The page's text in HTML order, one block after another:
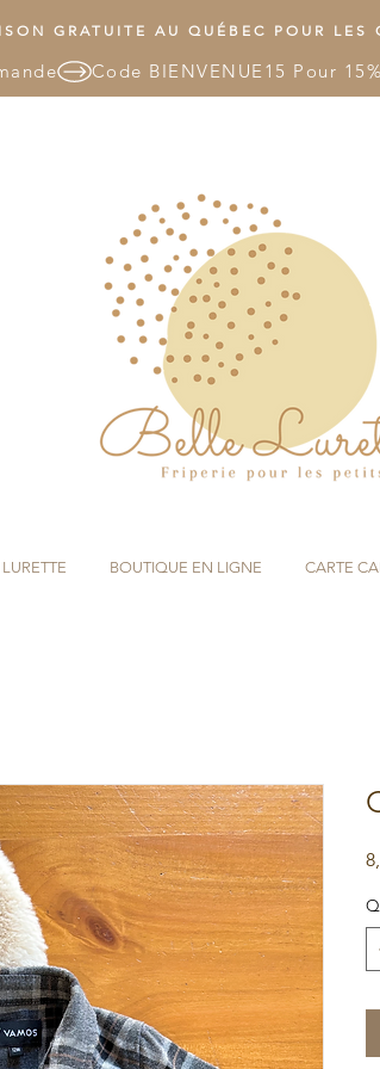
GRATUITE AU QUÉBEC POUR LES
BOUTIQUE EN LIGNE CARTE